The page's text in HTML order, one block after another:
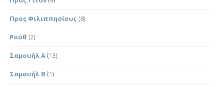
Προς Φιλιππησίους (8)
Ρούθ (2)
Σαμουήλ Α΄(13)
Σαμουήλ Β΄ (1)